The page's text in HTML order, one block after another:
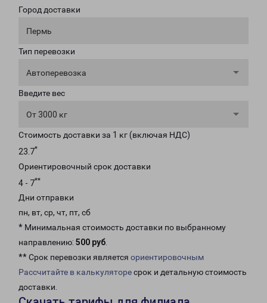
Город доставки
Пермь
Тип перевозки
Автоперевозка
Введите вес
От 3000 кг
Стоимость доставки за 1 кг (включая НДС)
23.7*
Ориентировочный срок доставки
4 - 7**
Дни отправки
пн, вт, ср, чт, пт, сб
* Минимальная стоимость доставки по выбранному
направлению: 500 руб.
** Срок перевозки является ориентировочным
Рассчитайте в калькуляторесрок и детальную стоимость
доставки.